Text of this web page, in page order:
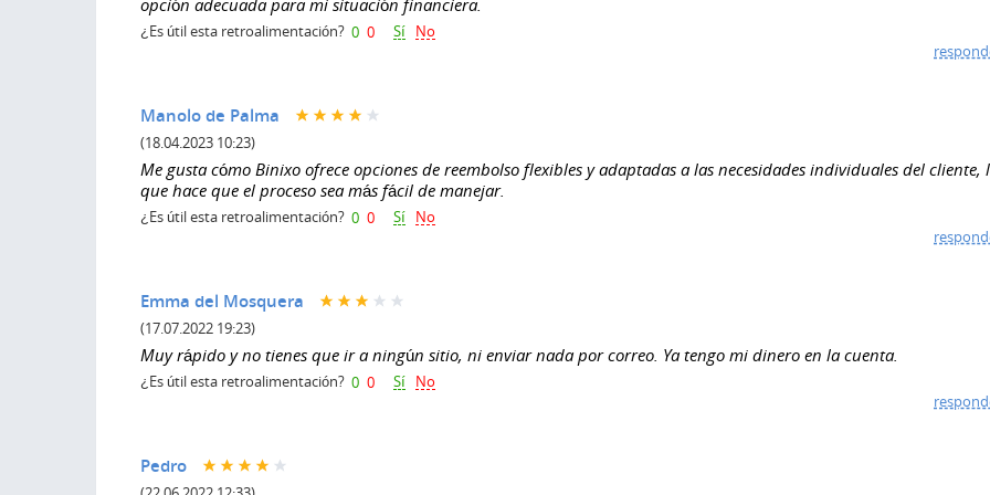
¿Es útil esta retroalimentación? 0 0 Sí No
Manolo de Palma
(18.04.2023 10:23)
Me gusta cómo Binixo ofrece opciones de reembolso flexibles y adaptadas a las necesidades individuales del cliente,
que hace que el proceso sea más fácil de manejar.
¿Es útil esta retroalimentación? 0 0 Sí No
Emma del Mosquera
(17.07.2022 19:23)
Muy rápido y no tienes que ir a ningún sitio, ni enviar nada por correo. Ya tengo mi dinero en la cuenta.
¿Es útil esta retroalimentación? 0 0 Sí No
Pedro